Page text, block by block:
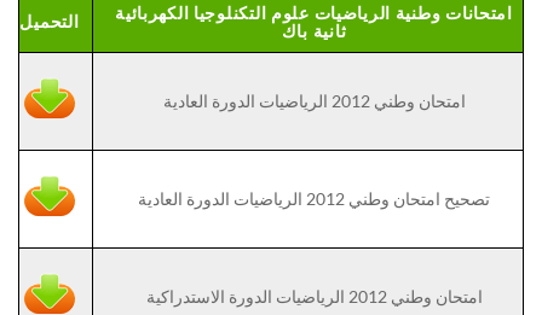
امتحانات وطنية الرياضيات علوم التكنلوجيا الكهربائية
ثانية باك
التحميل
امتحان وطني 2012 الرياضيات الدورة العادية
تصحيح امتحان وطني 2012 الرياضيات الدورة العادية
امتحان وطني 2012 الرياضيات الدورة الاستدراكية